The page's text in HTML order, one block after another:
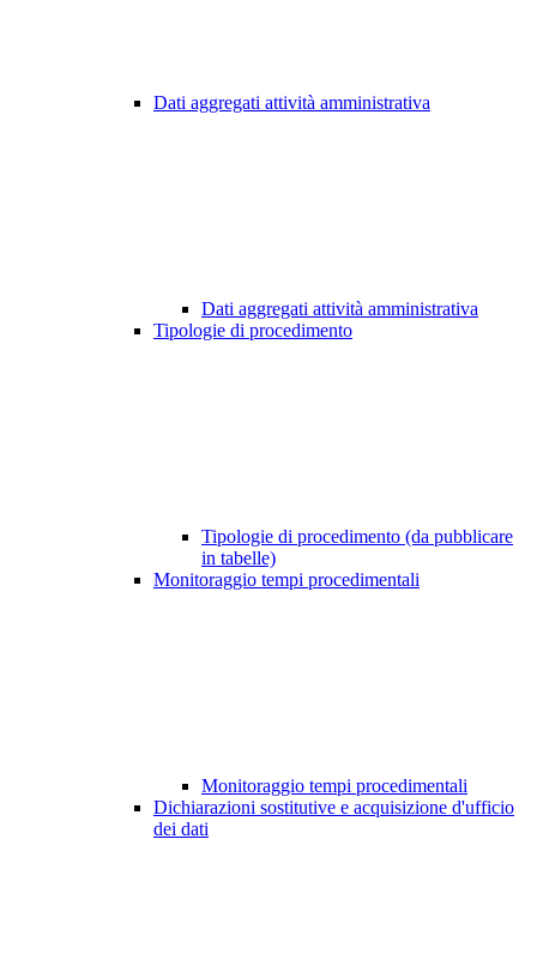
Dati aggregati attività amministrativa
Dati aggregati attività amministrativa
Tipologie di procedimento
Tipologie di procedimento (da pubblicare
in tabelle)
Monitoraggio tempi procedimentali
Monitoraggio tempi procedimentali
Dichiarazioni sostitutive e acquisizione d'ufficio
dei dati